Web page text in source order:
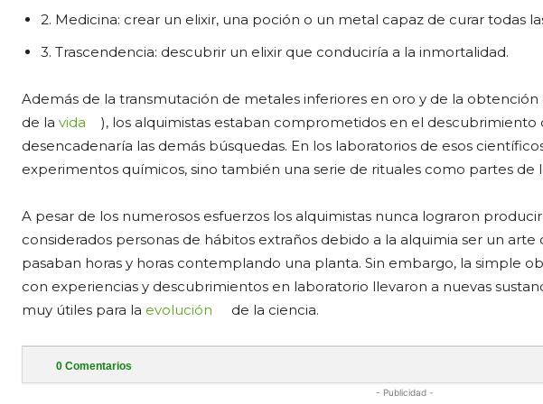
2. Medicina: crear un elixir, una poción o un metal capaz de curar todas
3. Trascendencia: descubrir un elixir que conduciría a la inmortalidad.
Además de la transmutación de metales inferiores en oro y de la
de la vida
), los alquimistas estaban comprometidos en el descubrimiento
desencadenaría las demás búsquedas. En los laboratorios de esos
experimentos químicos, sino también una serie de rituales como partes de
A pesar de los numerosos esfuerzos los alquimistas nunca lograron
considerados personas de hábitos extraños debido a la alquimia ser un
pasaban horas y horas contemplando una planta. Sin embargo, la simple
con experiencias y descubrimientos en laboratorio llevaron a nuevas
muy útiles para la evolución de la ciencia.
0 Comentarios
- Publicidad -